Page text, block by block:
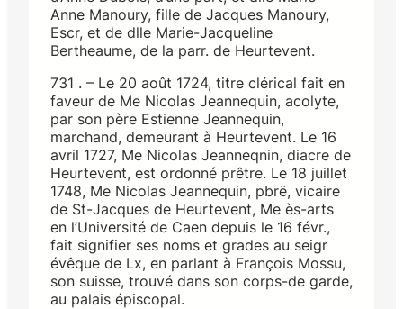
Anne Manoury, fille de Jacques Manoury,
Escr, et de dlle Marie-Jacqueline
Bertheaume, de la parr. de Heurtevent.
731 . – Le 20 août 1724, titre clérical fait en
faveur de Me Nicolas Jeannequin, acolyte,
par son père Estienne Jeannequin,
marchand, demeurant à Heurtevent. Le 16
avril 1727, Me Nicolas Jeanneqnin, diacre de
Heurtevent, est ordonné prêtre. Le 18 juillet
1748, Me Nicolas Jeannequin, pbrë, vicaire
de St-Jacques de Heurtevent, Me ès-arts
en l’Université de Caen depuis le 16 févr.,
fait signifier ses noms et grades au seigr
évêque de Lx, en parlant à François Mossu,
son suisse, trouvé dans son corps-de garde,
au palais épiscopal.